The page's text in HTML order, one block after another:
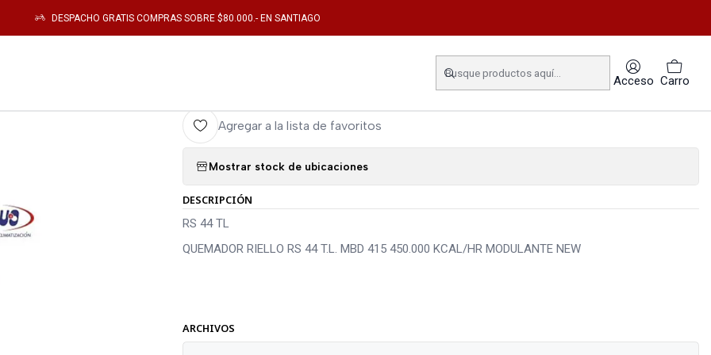
Acceso Carro
DESPACHO GRATIS COMPRAS SOBRE $80.000.- EN SANTIAGO
Inicio Catálogo Climatizacion CALEFACTOR RS 44 TL
Agregar a la lista de favoritos
Mostrar stock de ubicaciones
DESCRIPCIÓN
RS 44 TL
QUEMADOR RIELLO RS 44 T.L. MBD 415 450.000 KCAL/HR MODULANTE NEW
ARCHIVOS